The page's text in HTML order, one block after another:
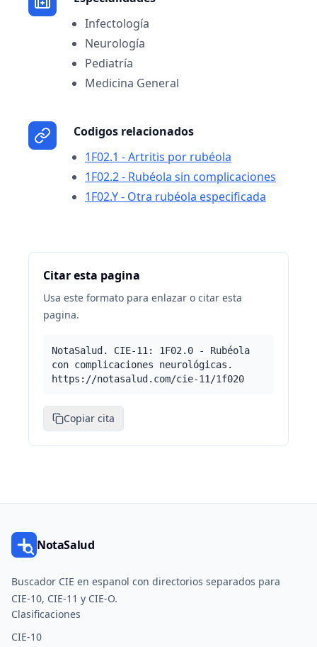
Infectología
Neurología
Pediatría
Medicina General
Codigos relacionados
1F02.1 - Artritis por rubéola
1F02.2 - Rubéola sin complicaciones
1F02.Y - Otra rubéola especificada
Citar esta pagina
Usa este formato para enlazar o citar esta
pagina.
NotaSalud. CIE-11: 1F02.0 - Rubéola
con complicaciones neurológicas.
https://notasalud.com/cie-11/1f020
Copiar cita
NotaSalud
Buscador CIE en espanol con directorios separados para
CIE-10, CIE-11 y CIE-O.
Clasificaciones
CIE-10